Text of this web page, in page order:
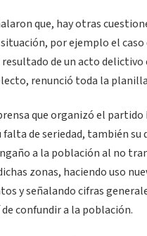
que, hay otras
por ejemplo el
de un acto delictivo
renunció toda la
que organizó el
de seriedad, también su
a la población al no
zonas, haciendo uso
y señalando cifras
confundir a la población.